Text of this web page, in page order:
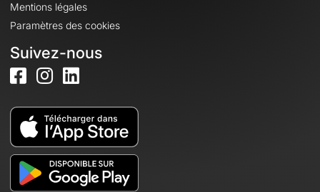
Mentions légales
Paramètres des cookies
Suivez-nous